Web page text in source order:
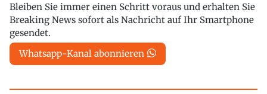
Bleiben Sie immer einen Schritt voraus und erhalten Sie
Breaking News sofort als Nachricht auf Ihr Smartphone
gesendet.
Whatsapp-Kanal abonnieren